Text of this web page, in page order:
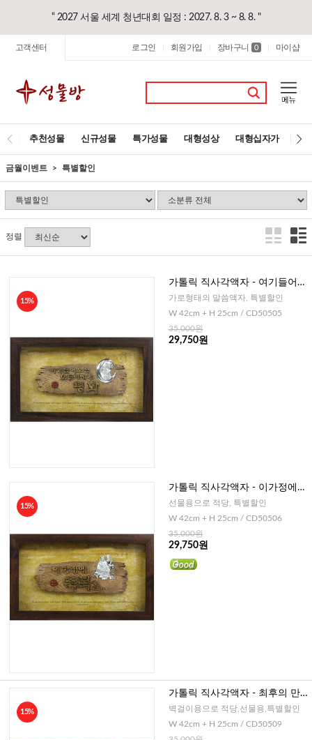
“ 2027 서울 세계 청년대회 일정 : 2027. 8. 3 ~ 8. 8. "
고객센터 로그인 회원가입 장바구니 0 마이샵
추천성물 신규성물 특가성물 대형성상 대형십자가 레
금월이벤트 특별할인
정렬
15%
가톨릭 직사각액자 - 여기들어오
는 모든이에게 평화
가로형태의 말씀액자, 특별할인
W 42cm + H 25cm / CD50505
35,000원
29,750원
15%
가톨릭 직사각액자 - 이가정에
축복을
선물용으로 적당, 특별할인
W 42cm + H 25cm / CD50506
35,000원
29,750원
15%
가톨릭 직사각액자 - 최후의 만
찬
벽걸이용으로 적당,선물용,특별할인
W 42cm + H 25cm / CD50509